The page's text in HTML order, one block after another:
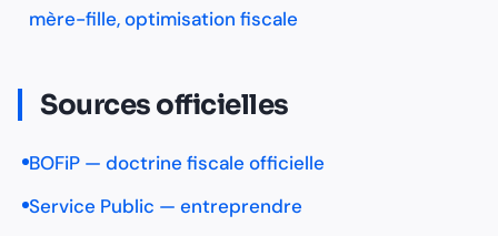
mère-fille, optimisation fiscale
Sources officielles
BOFiP — doctrine fiscale officielle
Service Public — entreprendre